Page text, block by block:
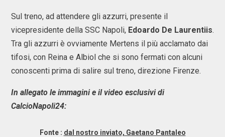
Sul treno, ad attendere gli azzurri, presente il
vicepresidente della SSC Napoli, Edoardo De Laurentiis.
Tra gli azzurri è ovviamente Mertens il più acclamato dai
tifosi, con Reina e Albiol che si sono fermati con alcuni
conoscenti prima di salire sul treno, direzione Firenze.
In allegato le immagini e il video esclusivi di
CalcioNapoli24:
Fonte : dal nostro inviato, Gaetano Pantaleo